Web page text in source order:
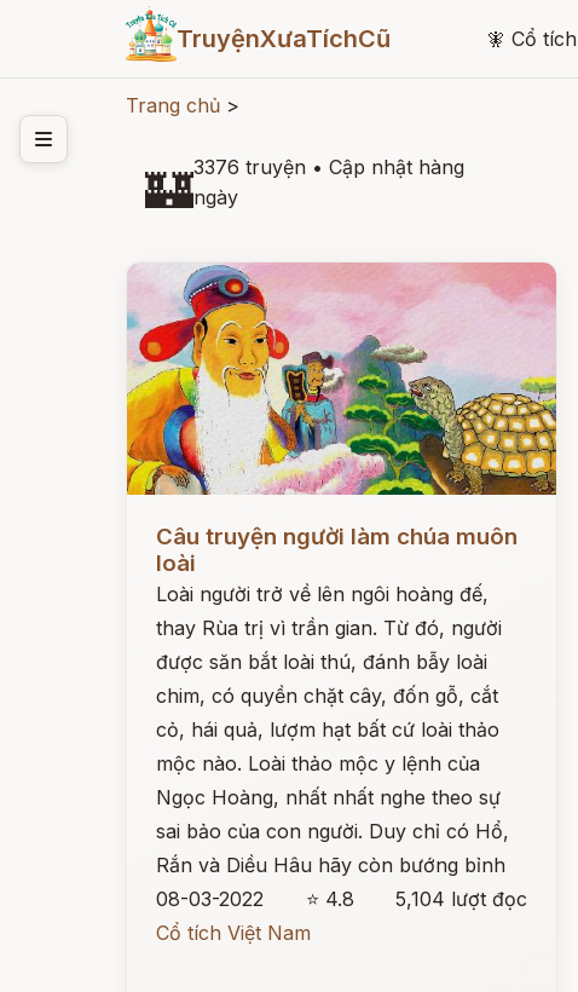
TruyệnXưaTíchCũ 🧚 Cổ tích
Trang chủ >
🏰3376 truyện • Cập nhật hàng
ngày
Câu truyện người làm chúa muôn
loài
Loài người trở về lên ngôi hoàng đế,
thay Rùa trị vì trần gian. Từ đó, người
được săn bắt loài thú, đánh bẫy loài
chim, có quyền chặt cây, đốn gỗ, cắt
cỏ, hái quả, lượm hạt bất cứ loài thảo
mộc nào. Loài thảo mộc y lệnh của
Ngọc Hoàng, nhất nhất nghe theo sự
sai bảo của con người. Duy chỉ có Hổ,
Rắn và Diều Hâu hãy còn bướng bỉnh
08-03-2022
⭐ 4.8
5,104 lượt đọc
Cổ tích Việt Nam